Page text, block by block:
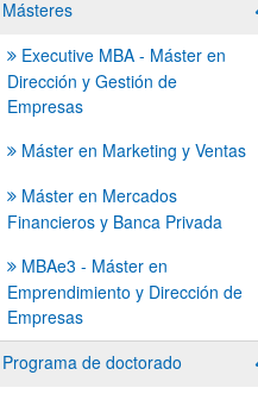
Másteres
Executive MBA - Máster en
Dirección y Gestión de
Empresas
Máster en Marketing y Ventas
Máster en Mercados
Financieros y Banca Privada
MBAe3 - Máster en
Emprendimiento y Dirección de
Empresas
Programa de doctorado